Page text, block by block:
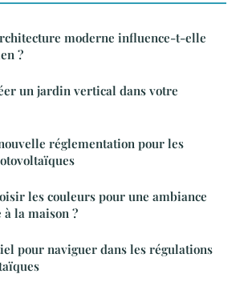
moderne influence-t-elle
?
un jardin vertical dans votre
réglementation pour les
les couleurs pour une ambiance
la maison ?
pour naviguer dans les régulations